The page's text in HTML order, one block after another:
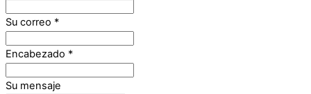
Su correo *
Encabezado *
Su mensaje